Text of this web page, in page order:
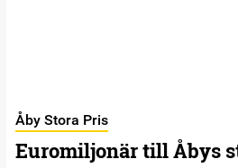
Åby Stora Pris
Euromiljonär till Åbys